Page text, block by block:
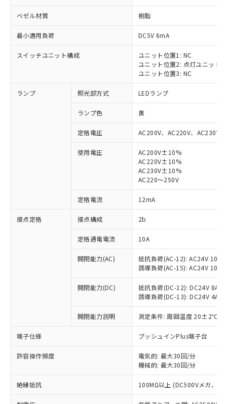
ベゼル材質 樹脂
最小適用負荷 DC5V 6mA
スイッチユニット構成
ユニット位置1: NC
ユニット位置2: 点灯ユニット
ユニット位置3: NC
ランプ 照光部方式 LEDランプ
ランプ色 黄
定格電圧 AC200V、AC220V、AC230V
使用電圧
AC200V±10%
AC220V±10%
AC230V±10%
AC220～250V
定格電流 12mA
接点定格 接点構成 2b
定格通電電流 10A
開閉能力(AC)
抵抗負荷(AC-12): AC24V 10A/
誘導負荷(AC-15): AC24V
開閉能力(DC)
抵抗負荷(DC-12): DC24V 8A/
誘導負荷(DC-13): DC24V 4A/
開閉能力説明 測定条件: 周囲温度 20±2℃、
端子仕様 プッシュインPlus端子台
許容操作頻度
電気的: 最大30回/分
機械的: 最大30回/分
絶縁抵抗 100MΩ以上 (DC500Vメガ、点
以下の条件をお読みいただき、同意のうえ
本サービスは、当社制御機器事業取扱
商品の当社在庫状況および標準価格
(税抜)を提供させていただくもので
本サービスの対象外となる商品もある
ことをご了承ください。
在庫状況および標準価格照会結果は、
記載している更新日時点での社内デー
タに基づき作成されるものであり、閲
覧された時点での実際の在庫および標
対応済み：EU RoHS指令（10物質）の
非含有に対応した製品が提供可能な商品で
対応予定：EU RoHS指令（10物質）の非含
有に対応した製品に切り替える予定のある
対応予定なし：EU RoHS指令（10物質）の
非含有に非対応の商品で、対応品を出す予
調査・確認中：EU RoHS指令（10物質）の
非含有の対応状況を調査中または確認中の
非該当品：ライセンス料など無形物で、有
害物質有無と関係のない商品です。
仕入先様の事情により、非含有部品として
いたものが、含有品と判明した場合などや
むを得ず変更することがあります。
鉛(Pb) 1000ppm以下、 水銀(Hg) 1000ppm以下、 カド
六価クロム(Cr(Ⅵ)) 1000ppm以下、ポリ臭化ビフェニル
※1 中国RoHS○×表
「○」：最大均質材料含有率が中国RoHSの
基準値以下であることを示します。
「×」：最大均質材料含有率が中国RoHSの
基準値を超えていることを示します。
「－」：未確認です。当社販売部門へお問
*中国RoHS10物質の基準値 (GB/T26572)：
Pb(鉛) :1000ppm、 Hg(水銀) : 1000ppm、 Cd(カドミウ
当社は、これら貴社製品のうち、外国
為替および外国貿易法に定める商品
（以下｢規制貨物等」という）を輸出
または国外への提供する場合は、日本
国政府の輸出許可(または役務取引許
可)を取得するなどの必要な手続きを